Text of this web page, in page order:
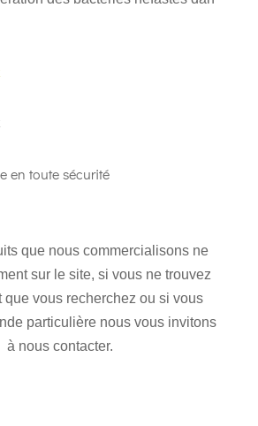
en toute sécurité
que nous commercialisons ne
sur le site, si vous ne trouvez
que vous recherchez ou si vous
particulière nous vous invitons
à nous contacter.